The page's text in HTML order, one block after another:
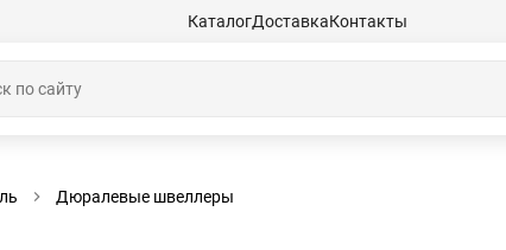
КаталогДоставкаКонтакты
Дюралевые швеллеры